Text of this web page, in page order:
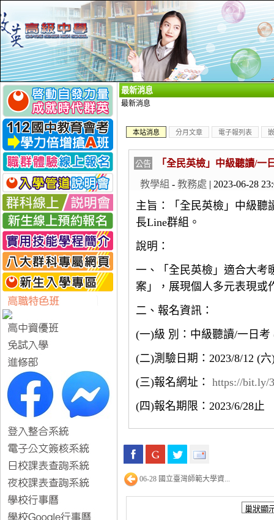
最新消息
最新消息
本站消息 分月文章 電子報列表
公告 「全民英檢」中級聽讀/
教學組 - 教務處 | 2023-06-28
主旨：「全民英檢」中級聽
長Line群組。
說明：
一、「全民英檢」適合大考
案」，展現個人多元表現或
二、報名資訊：
(一)級 別：中級聽讀/一日考
(二)測驗日期：2023/8/12 (六
(三)報名網址：https://bit.ly/
(四)報名期限：2023/6/28止
06-28 國立臺灣師範大學資...